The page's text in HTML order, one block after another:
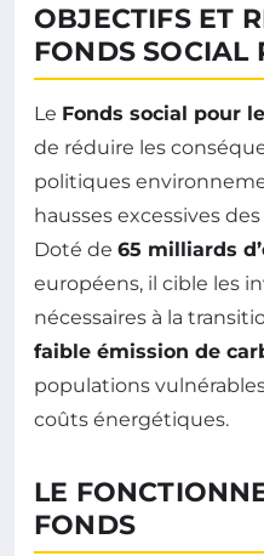
OBJECTIFS ET
FONDS SOCIAL
Le Fonds social pour
de réduire les
politiques
hausses excessives
Doté de 65 milliards
européens, il cible les
nécessaires à la
faible émission de
populations
coûts énergétiques.
LE
FONDS